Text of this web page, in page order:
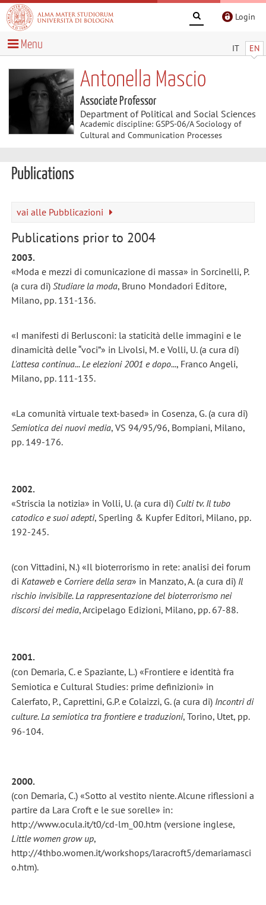
Login
IT EN
Menu
Antonella Mascio
Associate Professor
Department of Political and Social Sciences
Academic discipline: GSPS-06/A Sociology of
Cultural and Communication Processes
Publications
vai alle Pubblicazioni
Publications prior to 2004
2003.
«Moda e mezzi di comunicazione di massa» in Sorcinelli, P.
(a cura di) Studiare la moda, Bruno Mondadori Editore,
Milano, pp. 131-136.
«I manifesti di Berlusconi: la staticità delle immagini e le
dinamicità delle “voci”» in Livolsi, M. e Volli, U. (a cura di)
L'attesa continua... Le elezioni 2001 e dopo..., Franco Angeli,
Milano, pp. 111-135.
«La comunità virtuale text-based» in Cosenza, G. (a cura di)
Semiotica dei nuovi media, VS 94/95/96, Bompiani, Milano,
pp. 149-176.
2002.
«Striscia la notizia» in Volli, U. (a cura di) Culti tv. Il tubo
catodico e suoi adepti, Sperling & Kupfer Editori, Milano, pp.
192-245.
(con Vittadini, N.) «Il bioterrorismo in rete: analisi dei forum
di Katawebe Corriere della sera» in Manzato, A. (a cura di) Il
rischio invisibile. La rappresentazione del bioterrorismo nei
discorsi dei media, Arcipelago Edizioni, Milano, pp. 67-88.
2001.
(con Demaria, C. e Spaziante, L.) «Frontiere e identità fra
Semiotica e Cultural Studies: prime definizioni» in
Calerfato, P., Caprettini, G.P. e Colaizzi, G. (a cura di) Incontri di
culture. La semiotica tra frontiere e traduzioni, Torino, Utet, pp.
96-104.
2000.
(con Demaria, C.) «Sotto al vestito niente. Alcune riflessioni a
partire da Lara Croft e le sue sorelle» in:
http://www.ocula.it/t0/cd-lm_00.htm (versione inglese,
Little women grow up,
http://4thbo.women.it/workshops/laracroft5/demariamasci
o.htm).